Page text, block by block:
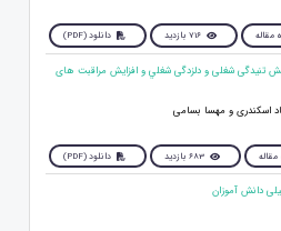
مقاله 716 بازدید دانلود (PDF)
تنیدگی شغلی و دلزدگی شغلي و افزايش مراقبت های
اسکندری و مهسا بسامی
683 بازدید دانلود (PDF)